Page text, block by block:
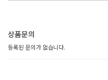
상품문의
등록된 문의가 없습니다.